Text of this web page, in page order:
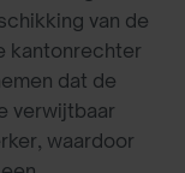
van de
kantonrechter
dat de
verwijtbaar
waardoor